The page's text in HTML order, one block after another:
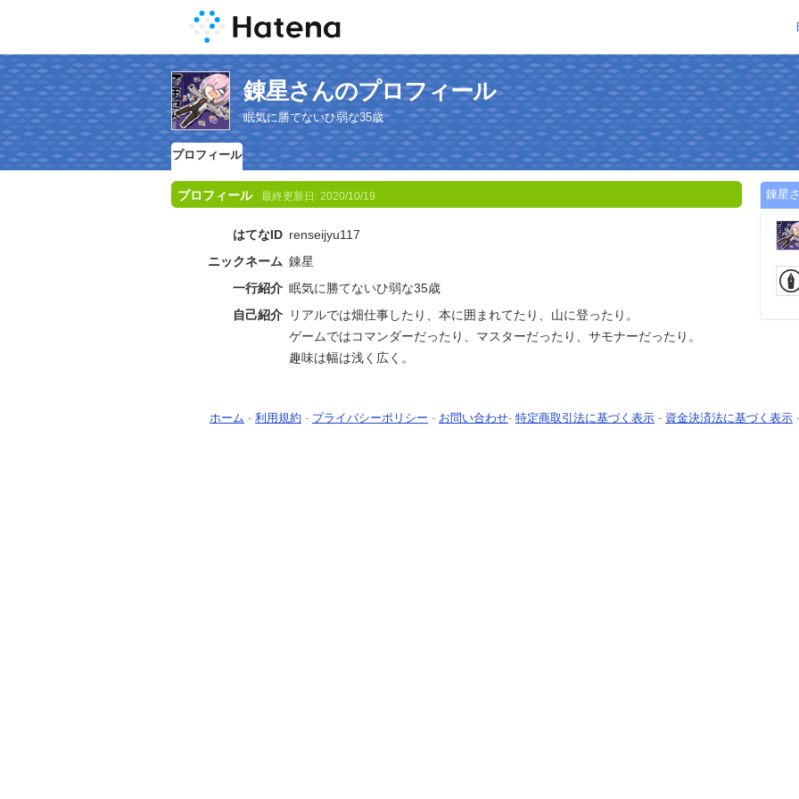
錬星さんのプロフィール
眠気に勝てないひ弱な35歳
プロフィール
プロフィール 最終更新日: 2020/10/19
はてなID renseijyu117
ニックネーム 錬星
一行紹介 眠気に勝てないひ弱な35歳
自己紹介
リアルでは畑仕事したり、本に囲まれてたり、山に登ったり。
ゲームではコマンダーだったり、マスターだったり、サモナーだったり。
趣味は幅は浅く広く。
錬星
ホーム - 利用規約 - プライバシーポリシー - お問い合わせ- 特定商取引法に基づく表示 - 資金決済法に基づく表示 -